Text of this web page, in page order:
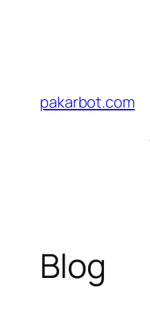
pakarbot.com
Blog